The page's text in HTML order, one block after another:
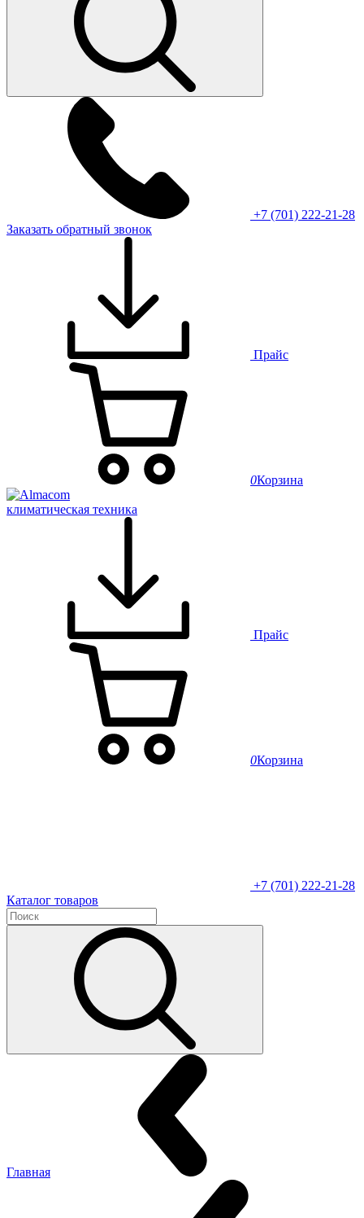
+7 (701) 222-21-28
Заказать обратный звонок
Прайс
0Корзина
климатическая техника
Прайс
0Корзина
+7 (701) 222-21-28
Каталог товаров
Главная